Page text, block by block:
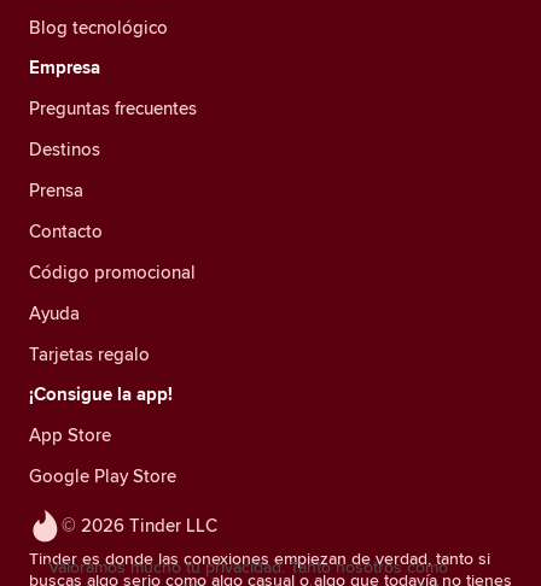
© 2026 Tinder LLC
Tinder es donde las conexiones empiezan de verdad, tanto si
buscas algo serio como algo casual o algo que todavía no tienes
Blog tecnológico
Empresa
Preguntas frecuentes
Destinos
Prensa
Contacto
Código promocional
Ayuda
Tarjetas regalo
¡Consigue la app!
App Store
Google Play Store
Valoramos mucho tu privacidad. Tanto nosotros como